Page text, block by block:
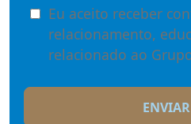
Eu aceito receber
relacionamento,
relacionado ao
ENVIAR